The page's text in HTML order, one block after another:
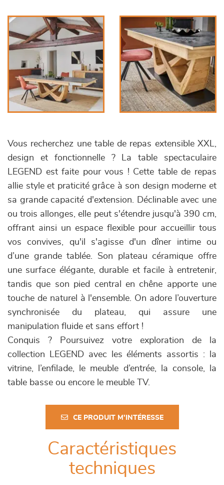
Vous recherchez une table de repas extensible XXL,
design et fonctionnelle ? La table spectaculaire
LEGEND est faite pour vous ! Cette table de repas
allie style et praticité grâce à son design moderne et
sa grande capacité d'extension. Déclinable avec une
ou trois allonges, elle peut s'étendre jusqu'à 390 cm,
offrant ainsi un espace flexible pour accueillir tous
vos convives, qu'il s'agisse d'un dîner intime ou
d’une grande tablée. Son plateau céramique offre
une surface élégante, durable et facile à entretenir,
tandis que son pied central en chêne apporte une
touche de naturel à l'ensemble. On adore l’ouverture
synchronisée du plateau, qui assure une
manipulation fluide et sans effort !
Conquis ? Poursuivez votre exploration de la
collection LEGEND avec les éléments assortis : la
vitrine, l’enfilade, le meuble d’entrée, la console, la
table basse ou encore le meuble TV.
CE PRODUIT M'INTÉRESSE
Caractéristiques
techniques